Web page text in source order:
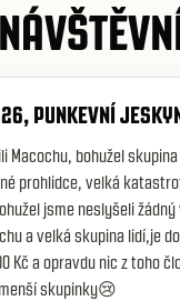
PUNKEVNÍ
Macochu, bohužel
prohlidce, velká
jsme neslyšeli
a velká skupina lidí,je
Kč a opravdu nic z toho
skupinky😢